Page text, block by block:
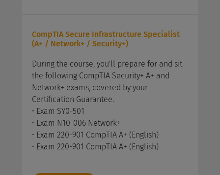
CompTIA Secure Infrastructure Specialist
(A+ / Network+ / Security+)
During the course, you'll prepare for and sit
the following CompTIA Security+ A+ and
Network+ exams, covered by your
Certification Guarantee.
• Exam SY0-501
• Exam N10-006 Network+
• Exam 220-901 CompTIA A+ (English)
• Exam 220-901 CompTIA A+ (English)